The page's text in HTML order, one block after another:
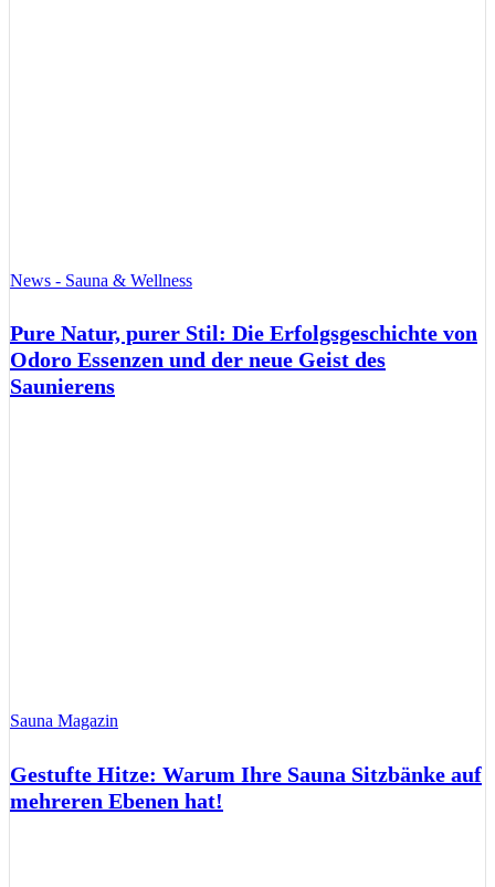
News - Sauna & Wellness
Pure Natur, purer Stil: Die Erfolgsgeschichte von
Odoro Essenzen und der neue Geist des
Saunierens
Sauna Magazin
Gestufte Hitze: Warum Ihre Sauna Sitzbänke auf
mehreren Ebenen hat!